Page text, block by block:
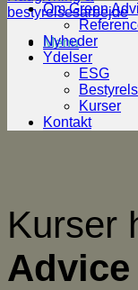
Menu
Om Green
Nyheder
Ydelser
ESG
Kurser
Kontakt
Kurser
Advice